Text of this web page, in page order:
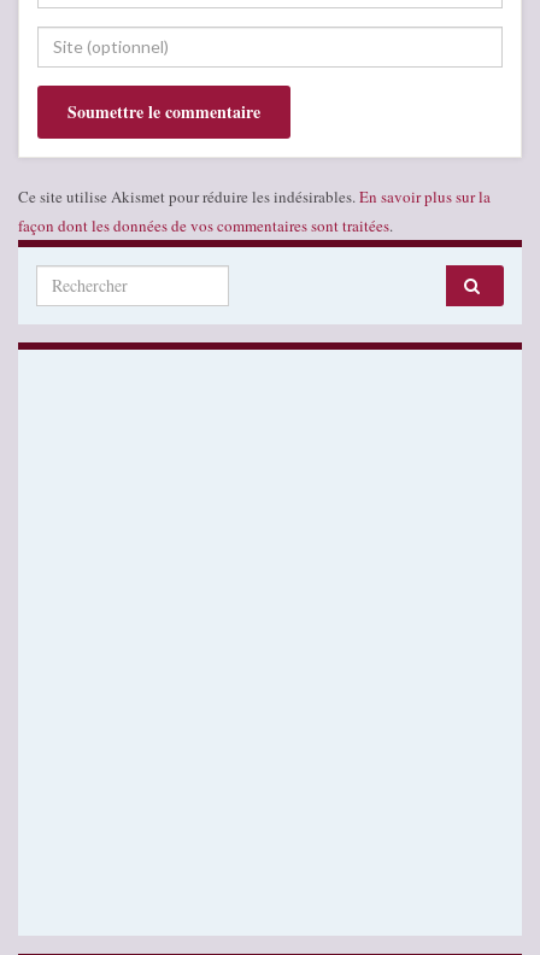
Ce site utilise Akismet pour réduire les indésirables. En savoir plus sur la
façon dont les données de vos commentaires sont traitées.
Search for: